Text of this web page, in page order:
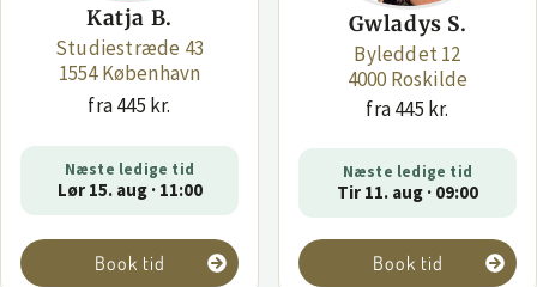
Katja B.
Studiestræde 43
1554 København
fra 445 kr.
Næste ledige tid
Lør 15. aug · 11:00
Book tid
Gwladys S.
Byleddet 12
4000 Roskilde
fra 445 kr.
Næste ledige tid
Tir 11. aug · 09:00
Book tid